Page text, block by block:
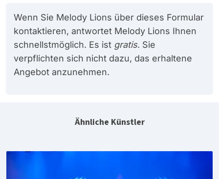
Wenn Sie Melody Lions über dieses Formular
kontaktieren, antwortet Melody Lions Ihnen
schnellstmöglich. Es ist gratis. Sie
verpflichten sich nicht dazu, das erhaltene
Angebot anzunehmen.
Ähnliche Künstler